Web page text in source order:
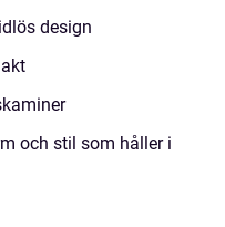
design
och stil som håller i